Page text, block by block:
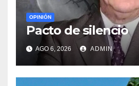
OPINIÓN
Pacto de silencio
AGO 6, 2026 ADMIN